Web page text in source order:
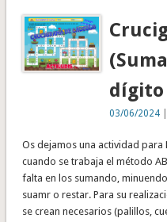
03/06/2024
Os dejamos una actividad
cuando se trabaja el método
falta en los sumando,
suamr o restar. Para su
se crean necesarios (palillos,